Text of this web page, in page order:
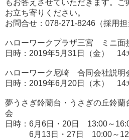
もお答えさせていただきます。ご
お立ち寄りください。
お問合せ：078-271-8246（採用担
ハローワークプラザ三宮 ミニ面
日時：2019年5月31日（金）
ハローワーク尼崎 合同会社説明
日時：2019年6月20日（木）
夢うさぎ鈴蘭台・うさぎの丘鈴
会
日時：6月6日・20日 13:00～
6月13日・27日 10:00～